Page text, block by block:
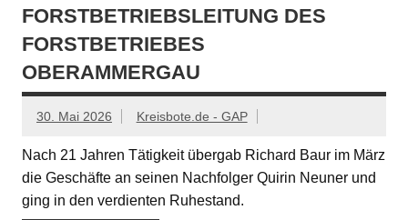
FORSTBETRIEBSLEITUNG DES
FORSTBETRIEBES
OBERAMMERGAU
30. Mai 2026 Kreisbote.de - GAP
Nach 21 Jahren Tätigkeit übergab Richard Baur im März
die Geschäfte an seinen Nachfolger Quirin Neuner und
ging in den verdienten Ruhestand.